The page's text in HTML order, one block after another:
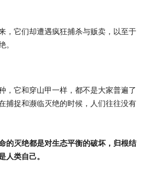
，它们却遭遇疯狂捕杀与贩卖，以至于
。
，它和穿山甲一样，都不是大家普遍了
捕捉和濒临灭绝的时候，人们往往没有
的灭绝都是对生态平衡的破坏，归根结
人类自己。